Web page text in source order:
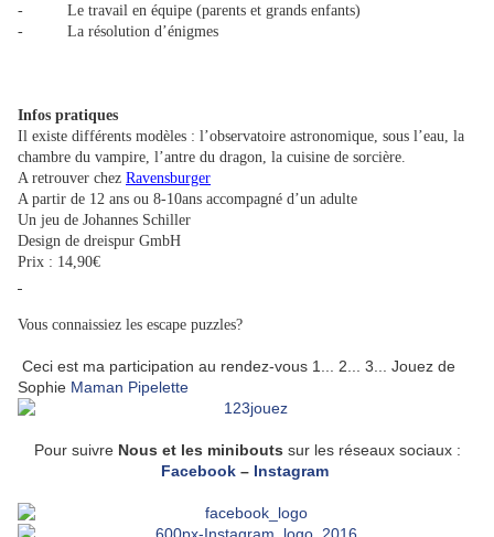
- Le travail en équipe (parents et grands enfants)
- La résolution d’énigmes
Infos pratiques
Il existe différents modèles : l’observatoire astronomique, sous l’eau, la
chambre du vampire, l’antre du dragon, la cuisine de sorcière.
A retrouver chez Ravensburger
A partir de 12 ans ou 8-10ans accompagné d’un adulte
Un jeu de Johannes Schiller
Design de dreispur GmbH
Prix : 14,90€
Vous connaissiez les escape puzzles?
Ceci est ma participation au rendez-vous 1... 2... 3... Jouez de
Sophie Maman Pipelette
Pour suivre Nous et les minibouts sur les réseaux sociaux :
Facebook – Instagram